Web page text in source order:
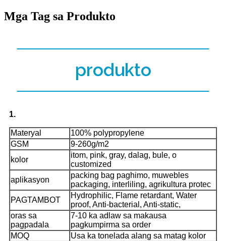
Mga Tag sa Produkto
produkto
1.
Materyal
100% polypropylene
GSM
9-260g/m2
kolor
itom, pink, gray, dalag, bule, o
customized
aplikasyon
packing bag paghimo, muwebles
packaging, interliling, agrikultura protec
PAGTAMBOT
Hydrophilic, Flame retardant, Water
proof, Anti-bacterial, Anti-static,
oras sa
pagpadala
7-10 ka adlaw sa makausa
pagkumpirma sa order
MOQ
Usa ka tonelada alang sa matag kolor